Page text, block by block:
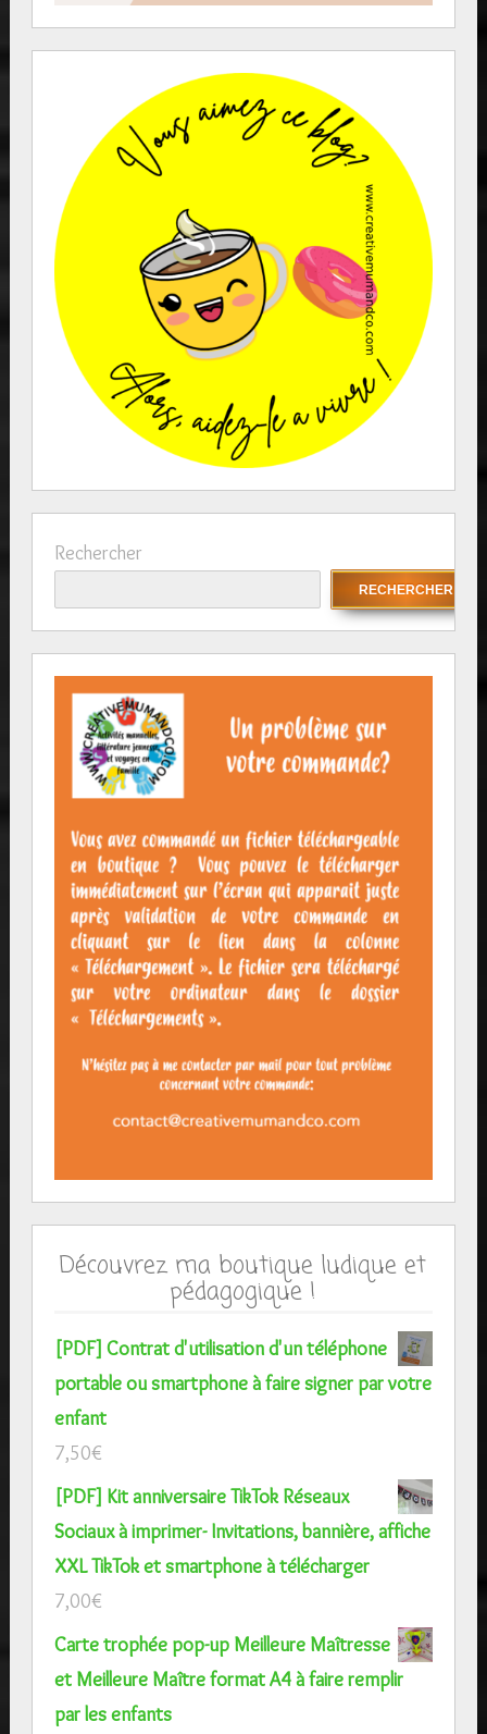
Rechercher
RECHERCHER
Découvrez ma boutique ludique et
pédagogique !
[PDF] Contrat d'utilisation d'un téléphone
portable ou smartphone à faire signer par votre
enfant
7,50€
[PDF] Kit anniversaire TikTok Réseaux
Sociaux à imprimer- Invitations, bannière, affiche
XXL TikTok et smartphone à télécharger
7,00€
Carte trophée pop-up Meilleure Maîtresse
et Meilleure Maître format A4 à faire remplir
par les enfants